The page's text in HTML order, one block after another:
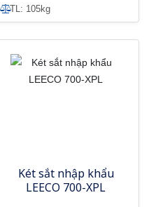
TL: 105kg
Két sắt nhập khẩu
LEECO 700-XPL